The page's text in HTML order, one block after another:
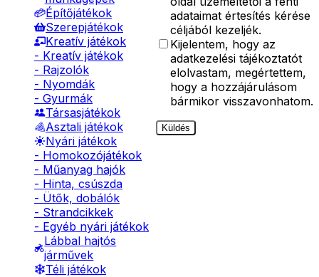
Építőjátékok
Szerepjátékok
Kreatív játékok
- Kreatív játékok
- Rajzolók
- Nyomdák
- Gyurmák
Társasjátékok
Asztali játékok
Nyári játékok
- Homokozójátékok
- Műanyag hajók
- Hinta, csúszda
- Ütők, dobálók
- Strandcikkek
- Egyéb nyári játékok
Lábbal hajtós
járművek
Téli játékok
adataimat értesítés kérése
céljából kezeljék.
Kijelentem, hogy az
adatkezelési tájékoztatót
elolvastam, megértettem,
hogy a hozzájárulásom
bármikor visszavonhatom.
Küldés